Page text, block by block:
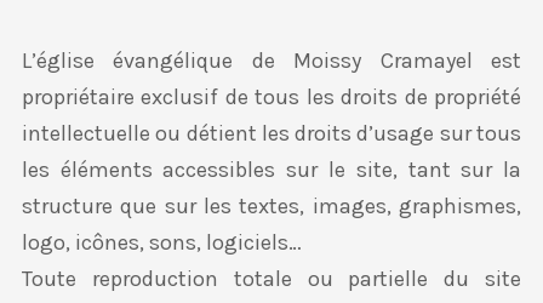
L’église évangélique de Moissy Cramayel est
propriétaire exclusif de tous les droits de propriété
intellectuelle ou détient les droits d’usage sur tous
les éléments accessibles sur le site, tant sur la
structure que sur les textes, images, graphismes,
logo, icônes, sons, logiciels…
Toute reproduction totale ou partielle du site